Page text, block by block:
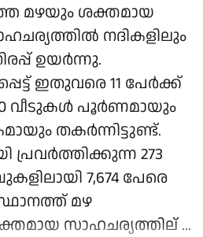
മഴയും ശക്തമായ
നദികളിലും
ഉയര്‍ന്നു.
ഇതുവരെ 11 പേര്‍ക്ക്
30 വീടുകള്‍ പൂര്‍ണമായും
തകര്‍ന്നിട്ടുണ്ട്.
പ്രവര്‍ത്തിക്കുന്ന 273
7,674 പേരെ
മഴ
സാഹചര്യത്തില് ...